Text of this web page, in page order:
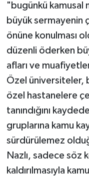
"bugünkü kamusal
büyük sermayenin
önüne konulması
düzenli öderken
afları ve
Özel üniversiteler,
özel hastanelere
tanındığını
gruplarına kamu
sürdürülemez
Nazlı, sadece söz
kaldırılmasıyla